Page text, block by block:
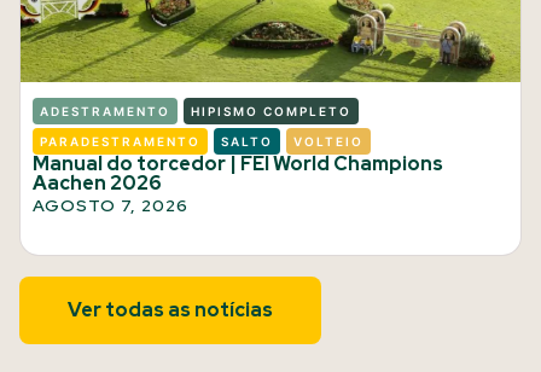
ADESTRAMENTO HIPISMO COMPLETO
PARADESTRAMENTO SALTO VOLTEIO
Manual do torcedor | FEI World Champions
Aachen 2026
AGOSTO 7, 2026
Ver todas as notícias